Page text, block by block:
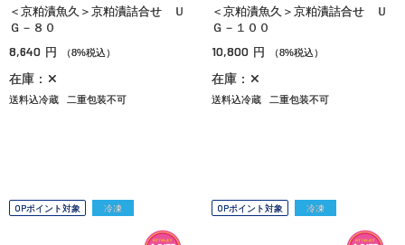
＜京粕漬魚久＞京粕漬詰合せ Ｕ
Ｇ－８０
8,640 円 （8%税込）
在庫：✕
送料込冷蔵 二重包装不可
＜京粕漬魚久＞京粕漬詰合せ Ｕ
Ｇ－１００
10,800 円 （8%税込）
在庫：✕
送料込冷蔵 二重包装不可
OPポイント対象 冷凍 OPポイント対象 冷凍